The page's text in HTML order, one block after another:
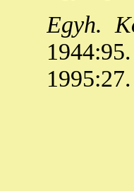
Egyh.